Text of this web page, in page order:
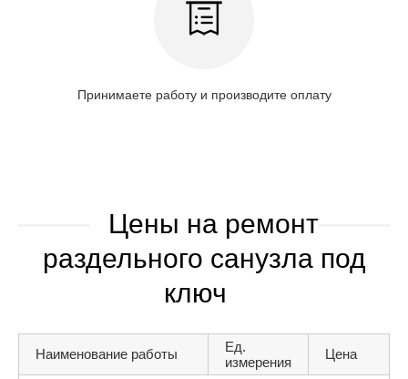
Принимаете работу и производите оплату
Цены на ремонт
раздельного санузла под
ключ
Наименование работы
Ед.
измерения
Цена